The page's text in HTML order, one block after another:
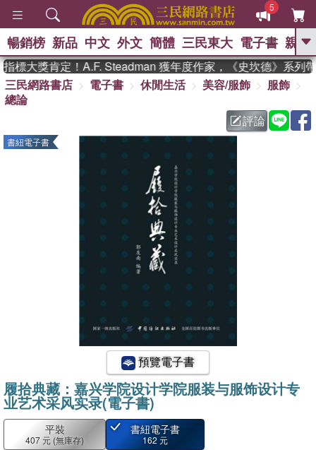
5
GO
熱搜： 東野圭吾 、 高希均教授回憶錄
暑期推薦 、 國際布克
方念華 、 台灣的李
、 數學女孩：黎曼猜想
偉大的迷走神經
暢銷榜 新品 中文 外文 簡體 三民東大 電子書 親子
大獎肯定！A.F. Steadman 獲年度作家，《史坎德》系列帶
三民網路書店
電子書 休閒生活 美容/服飾
服飾
總論
評論
書紐電子書
預覽電子書
履拾典藏：嘉兴学院设计学院服装与服饰设计专
业艺术采风实录(電子書)
平裝
407 元 (無庫存)
書紐電子書
162 元